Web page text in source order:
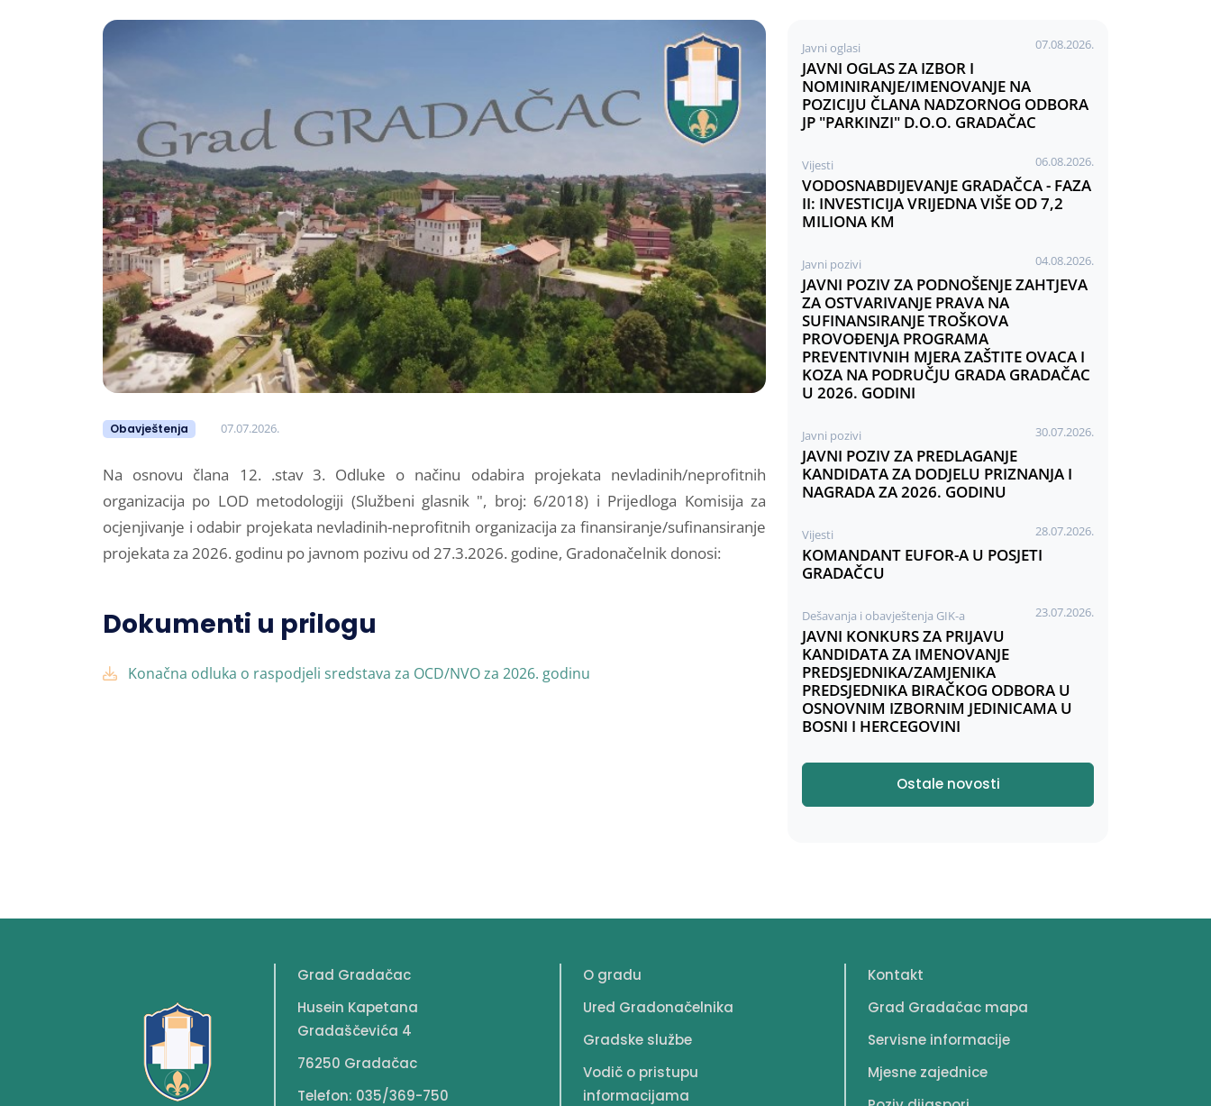
Obavještenja 07.07.2026.
Na osnovu člana 12. .stav 3. Odluke o načinu odabira projekata nevladinih/neprofitnih
organizacija po LOD metodologiji (Službeni glasnik ", broj: 6/2018) i Prijedloga Komisija za
ocjenjivanje i odabir projekata nevladinih-neprofitnih organizacija za finansiranje/sufinansiranje
projekata za 2026. godinu po javnom pozivu od 27.3.2026. godine, Gradonačelnik donosi:
Dokumenti u prilogu
Konačna odluka o raspodjeli sredstava za OCD/NVO za 2026. godinu
Javni oglasi 07.08.2026.
JAVNI OGLAS ZA IZBOR I
NOMINIRANJE/IMENOVANJE NA
POZICIJU ČLANA NADZORNOG ODBORA
JP "PARKINZI" D.O.O. GRADAČAC
Vijesti 06.08.2026.
VODOSNABDIJEVANJE GRADAČCA - FAZA
II: INVESTICIJA VRIJEDNA VIŠE OD 7,2
MILIONA KM
Javni pozivi 04.08.2026.
JAVNI POZIV ZA PODNOŠENJE ZAHTJEVA
ZA OSTVARIVANJE PRAVA NA
SUFINANSIRANJE TROŠKOVA
PROVOĐENJA PROGRAMA
PREVENTIVNIH MJERA ZAŠTITE OVACA I
KOZA NA PODRUČJU GRADA GRADAČAC
U 2026. GODINI
Javni pozivi 30.07.2026.
JAVNI POZIV ZA PREDLAGANJE
KANDIDATA ZA DODJELU PRIZNANJA I
NAGRADA ZA 2026. GODINU
Vijesti 28.07.2026.
KOMANDANT EUFOR-A U POSJETI
GRADAČCU
Dešavanja i obavještenja GIK-a 23.07.2026.
JAVNI KONKURS ZA PRIJAVU
KANDIDATA ZA IMENOVANJE
PREDSJEDNIKA/ZAMJENIKA
PREDSJEDNIKA BIRAČKOG ODBORA U
OSNOVNIM IZBORNIM JEDINICAMA U
BOSNI I HERCEGOVINI
Ostale novosti
Grad Gradačac
Husein Kapetana
Gradaščevića 4
76250 Gradačac
Telefon: 035/369-750
O gradu
Ured Gradonačelnika
Gradske službe
Vodič o pristupu
informacijama
Kontakt
Grad Gradačac mapa
Servisne informacije
Mjesne zajednice